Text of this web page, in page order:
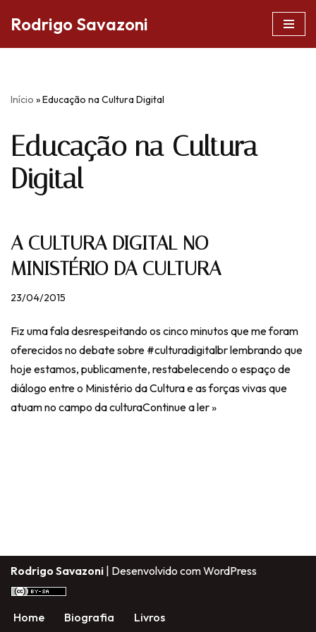
conteúdo
Rodrigo Savazoni
Início »Educação na Cultura Digital
Educação na Cultura
Digital
A CULTURA DIGITAL NO
MINISTÉRIO DA CULTURA
23/04/2015
Fiz uma fala desrespeitando os cinco minutos que me foram
oferecidos no debate sobre #culturadigitalbr lembrando que
hoje estamos, publicamente, restabelecendo o espaço de
diálogo entre o Ministério da Cultura e as forças vivas que
atuam no campo da culturaContinue a ler »
Rodrigo Savazoni | Desenvolvido comWordPress
Home Biografia Livros